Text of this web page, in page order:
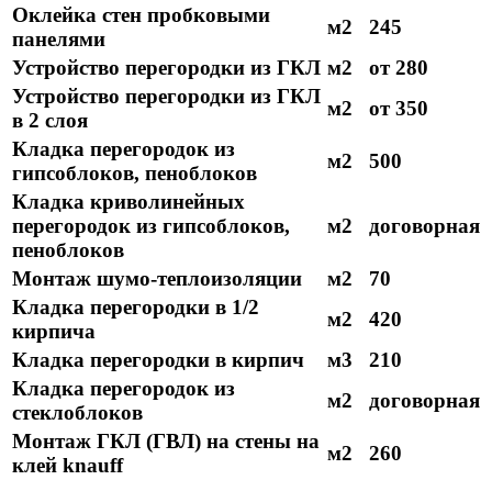
Оклейка стен пробковыми
панелями
м2
245
Устройство перегородки из ГКЛ м2
от 280
Устройство перегородки из ГКЛ
в 2 слоя
м2
от 350
Кладка перегородок из
гипсоблоков, пеноблоков
м2
500
Кладка криволинейных
перегородок из гипсоблоков,
пеноблоков
м2 договорная
Монтаж шумо-теплоизоляции м2
70
Кладка перегородки в 1/2
кирпича
м2
420
Кладка перегородки в кирпич
м3
210
Кладка перегородок из
стеклоблоков
м2
договорная
Монтаж ГКЛ (ГВЛ) на стены на
клей knauff
м2
260